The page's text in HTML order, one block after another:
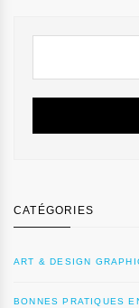
CATÉGORIES
ART & DESIGN
BONNES PRATIQUES